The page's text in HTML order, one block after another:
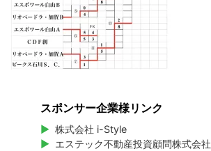
スポンサー企業様リンク
株式会社 i-Style
エステック不動産投資顧問株式会社